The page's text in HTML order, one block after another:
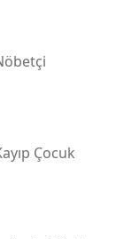
Çocuk